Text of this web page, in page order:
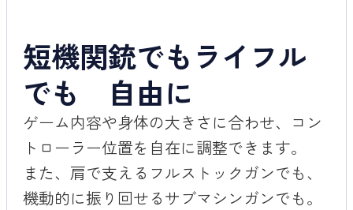
短機関銃でもライフル
でも 自由に
ゲーム内容や身体の大きさに合わせ、コン
トローラー位置を自在に調整できます。
また、肩で支えるフルストックガンでも、
機動的に振り回せるサブマシンガンでも。